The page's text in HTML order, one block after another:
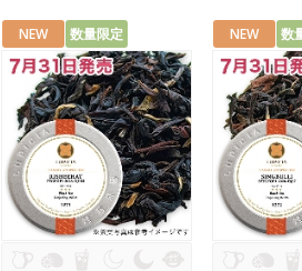
NEW 数量限定 NEW 数